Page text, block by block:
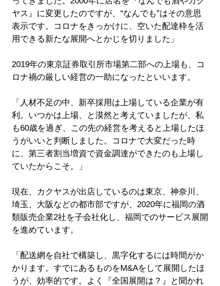
ヤス』に変更したのですが、“なんでも”はその意思
表示です。コロナをきっかけに、空いた配達枠を活
用できる新たな展開へとかじを切りました」
2019年の東京証券取引所市場第二部への上場も、コ
ロナ禍の厳しい経営の一助になったといいます。
「人材不足の中、新卒採用は上場している企業が有
利。いつかは上場、と漠然と考えていましたが、私
も60歳を過ぎ、この先の経営を考えると上場したほ
うがいいと判断しました。コロナで大変だった時
に、第三者割当増資で資金調達ができたのも上場し
ていたからこそ。」
現在、カクヤスが出店しているのは東京、神奈川、
埼玉、大阪などの都市部ですが、2020年に福岡の酒
類販売企業2社を子会社化し、福岡でのサービス展開
を進めています。
「配送網を自社で構築し、黒字化するには時間がか
かります。すでにあるものをM&Aをして展開したほ
うが、効率的です。よく『全国展開は？』と聞かれ